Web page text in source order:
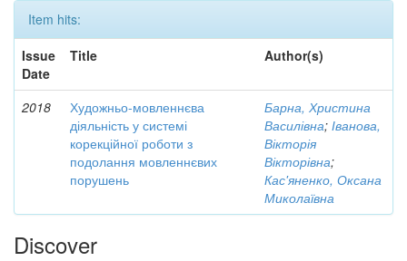
Item hits:
Issue
Date
Title Author(s)
2018
Художньо-мовленнєва
діяльність у системі
корекційної роботи з
подолання мовленнєвих
порушень
Барна, Христина
Василівна; Іванова,
Вікторія
Вікторівна;
Кас'яненко, Оксана
Миколаївна
Discover